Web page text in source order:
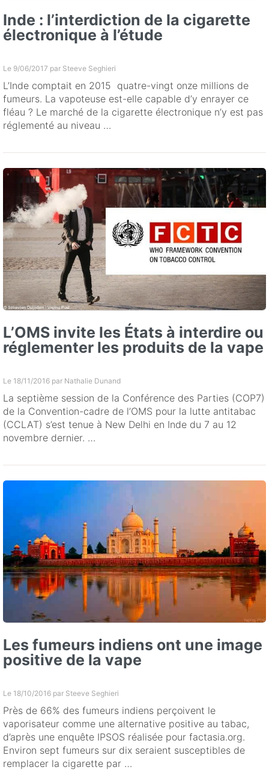
Inde : l’interdiction de la cigarette
électronique à l’étude
Le 9/06/2017 par Steeve Seghieri
L’Inde comptait en 2015 quatre-vingt onze millions de
fumeurs. La vapoteuse est-elle capable d’y enrayer ce
fléau ? Le marché de la cigarette électronique n’y est pas
réglementé au niveau …
L’OMS invite les États à interdire ou
réglementer les produits de la vape
Le 18/11/2016 par Nathalie Dunand
La septième session de la Conférence des Parties (COP7)
de la Convention-cadre de l’OMS pour la lutte antitabac
(CCLAT) s’est tenue à New Delhi en Inde du 7 au 12
novembre dernier. …
Les fumeurs indiens ont une image
positive de la vape
Le 18/10/2016 par Steeve Seghieri
Près de 66% des fumeurs indiens perçoivent le
vaporisateur comme une alternative positive au tabac,
d’après une enquête IPSOS réalisée pour factasia.org.
Environ sept fumeurs sur dix seraient susceptibles de
remplacer la cigarette par …